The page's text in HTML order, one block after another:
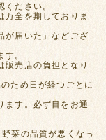
ださい。
万全を期しておりま
が届いた」などござ
。
販売店の負担となり
ため日が経つごとに
ます。必ず目をお通
菜の品質が悪くなっ